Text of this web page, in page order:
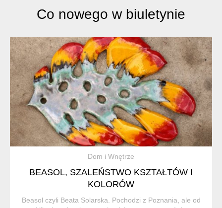
Co nowego w biuletynie
Dom i Wnętrze
BEASOL, SZALEŃSTWO KSZTAŁTÓW I
KOLORÓW
Beasol czyli Beata Solarska. Pochodzi z Poznania, ale od